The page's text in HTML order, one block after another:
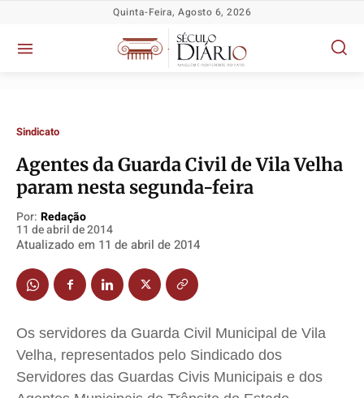
Política
Socioeconômicas
TV Século
Justiça
Educação
Segurança
Saúde
Cidades
Política
Socioeconômicas
TV Século
Justiça
Educação
Segurança
Saúde
Cidades
Política
Socioeconômicas
TV Século
Justiça
Educação
Segurança
Saúde
Cidades
Política
Socioeconômicas
TV Século
Justiça
Educação
Segurança
Saúde
Cidades
Quinta-Feira, Agosto 6, 2026
Sindicato
Agentes da Guarda Civil de Vila Velha
param nesta segunda-feira
Por: Redação
11 de abril de 2014
Atualizado em 11 de abril de 2014
Os servidores da Guarda Civil Municipal de Vila
Velha, representados pelo Sindicado dos
Servidores das Guardas Civis Municipais e dos